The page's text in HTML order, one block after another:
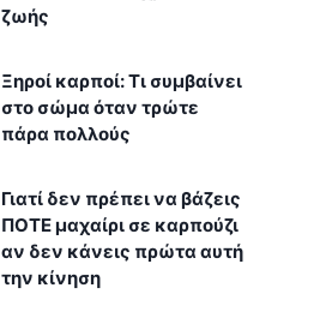
ζωής
Ξηροί καρποί: Τι συμβαίνει
στο σώμα όταν τρώτε
πάρα πολλούς
Γιατί δεν πρέπει να βάζεις
ΠΟΤΕ μαχαίρι σε καρπούζι
αν δεν κάνεις πρώτα αυτή
την κίνηση